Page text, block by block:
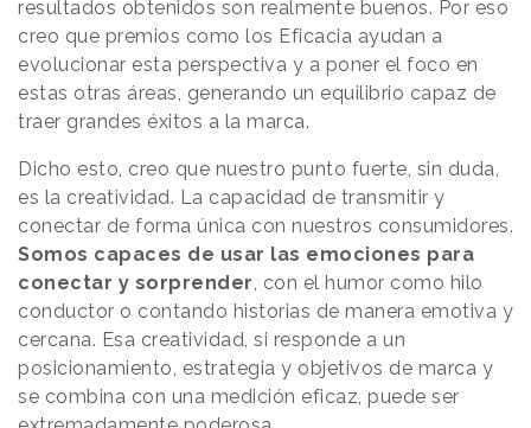
resultados obtenidos son realmente buenos. Por eso
creo que premios como los Eficacia ayudan a
evolucionar esta perspectiva y a poner el foco en
estas otras áreas, generando un equilibrio capaz de
traer grandes éxitos a la marca.
Dicho esto, creo que nuestro punto fuerte, sin duda,
es la creatividad. La capacidad de transmitir y
conectar de forma única con nuestros consumidores.
Somos capaces de usar las emociones para
conectar y sorprender , con el humor como hilo
conductor o contando historias de manera emotiva y
cercana. Esa creatividad, si responde a un
posicionamiento, estrategia y objetivos de marca y
se combina con una medición eficaz, puede ser